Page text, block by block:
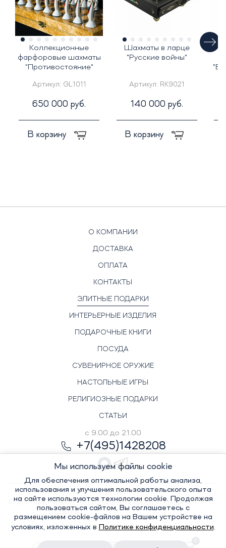
Коллекционные
фарфоровые шахматы
"Противостояние"
Артикул: GL1011
650 000 руб.
В корзину
Шахматы в ларце
"Русские войны"
Артикул: RK9021
140 000 руб.
В корзину
О КОМПАНИИ
ДОСТАВКА
ОПЛАТА
КОНТАКТЫ
ЭЛИТНЫЕ ПОДАРКИ
ИНТЕРЬЕРНЫЕ ИЗДЕЛИЯ
ПОДАРОЧНЫЕ КНИГИ
ПОСУДА
СУВЕНИРНОЕ ОРУЖИЕ
НАСТОЛЬНЫЕ ИГРЫ
РЕЛИГИОЗНЫЕ ПОДАРКИ
СТАТЬИ
с 9.00 до 21.00
+7(495)1428208
© Элитный сувенир, 2022-2026. Все права защищены
Политика
Мы используем файлы cookie
Для обеспечения оптимальной работы анализа,
использования и улучшения пользовательского опыта
на сайте используются технологии cookie. Продолжая
пользоваться сайтом, Вы соглашаетесь с
размещением cookie-файлов на Вашем устройстве на
условиях, изложенных в Политике конфиденциальности.